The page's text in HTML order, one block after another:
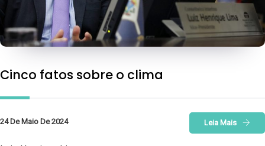
Cinco fatos sobre o clima
24 De Maio De 2024 Leia Mais